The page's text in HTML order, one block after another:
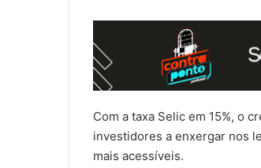
Com a taxa Selic em 15%, o
investidores a enxergar nos
mais acessíveis.